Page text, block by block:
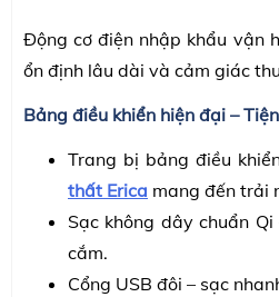
Động cơ điện nhập khẩu vận
ổn định lâu dài và cảm giác
Bảng điều khiển hiện đại –
Trang bị bảng điều
thất Erica mang đến trải
Sạc không dây chuẩn
cắm.
Cổng USB đôi – sạc